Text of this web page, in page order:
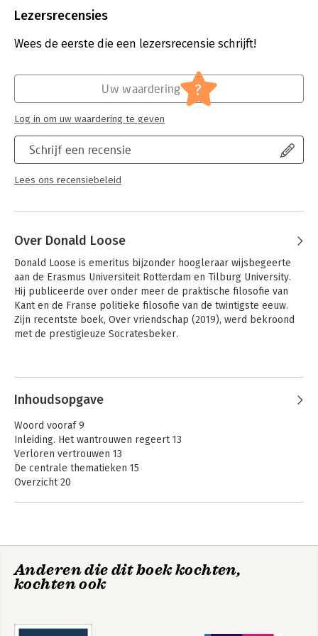
Uitgever:
Verschijningsdatum:
15-10-2021
Mens en maatschappij
Staatsrecht algemeen
Lezersrecensies
Wees de eerste die een lezersrecensie schrijft!
Schrijf een recensie
Lees ons recensiebeleid
Uw waardering ?
Log in om uw waardering te geven
Over Donald Loose
Donald Loose is emeritus bijzonder hoogleraar wijsbegeerte
aan de Erasmus Universiteit Rotterdam en Tilburg University.
Hij publiceerde over onder meer de praktische filosofie van
Kant en de Franse politieke filosofie van de twintigste eeuw.
Zijn recentste boek, Over vriendschap (2019), werd bekroond
met de prestigieuze Socratesbeker.
Inhoudsopgave
Woord vooraf 9
Inleiding. Het wantrouwen regeert 13
Verloren vertrouwen 13
De centrale thematieken 15
Overzicht 20
2. Het ideaal van de rechtsstaat 69
Hobbes en de politieke representatie 72
Het rechtspositivisme 104
Anderen die dit boek kochten,
kochten ook